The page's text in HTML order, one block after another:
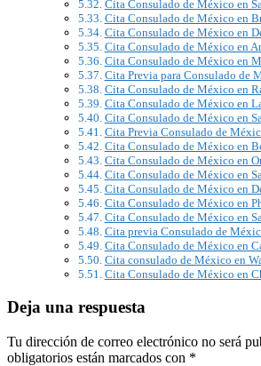
Cita Consulado de México en
Cita Consulado de México en
Cita Consulado de México en
Cita Consulado de México en
Cita Consulado de México en
Cita Previa para Consulado de
Cita Consulado de México en
Cita Consulado de México en
Cita Consulado de México en
Cita Previa Consulado de
Cita Consulado de México en
Cita Consulado de México en
Cita Consulado de México en
Cita Consulado de México en
Cita Consulado de México en
Cita Consulado de México en
Cita previa Consulado de
Cita Consulado de México en
Cita consulado de México en
Cita Consulado de México en
Deja una respuesta
Tu dirección de correo electrónico no será
obligatorios están marcados con *